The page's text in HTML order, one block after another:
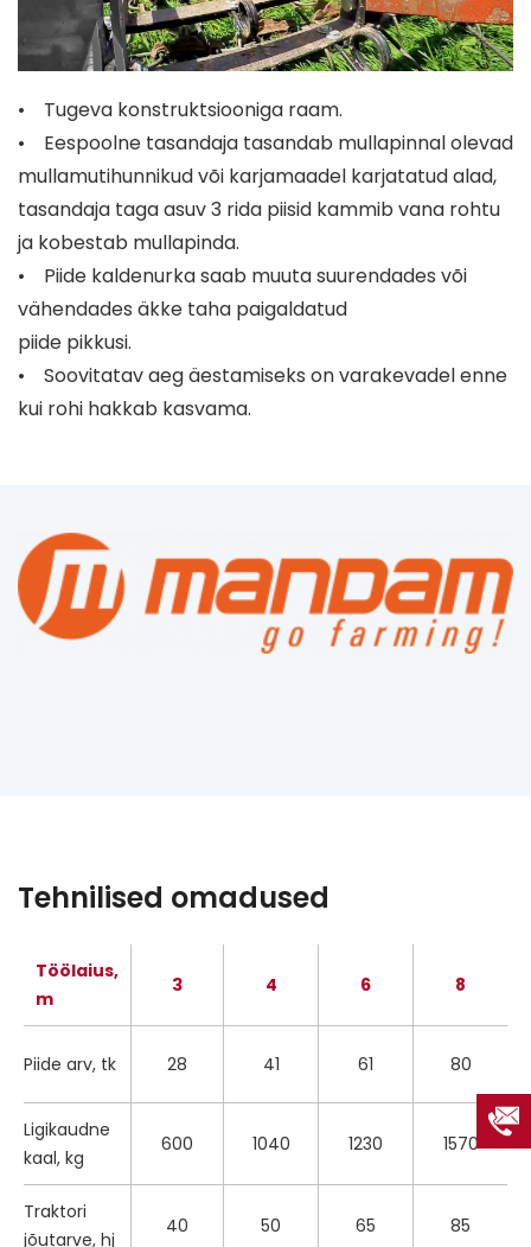
• Tugeva konstruktsiooniga raam.
• Eespoolne tasandaja tasandab mullapinnal olevad
mullamutihunnikud või karjamaadel karjatatud alad,
tasandaja taga asuv 3 rida piisid kammib vana rohtu
ja kobestab mullapinda.
• Piide kaldenurka saab muuta suurendades või
vähendades äkke taha paigaldatud
piide pikkusi.
• Soovitatav aeg äestamiseks on varakevadel enne
kui rohi hakkab kasvama.
Tehnilised omadused
Töölaius,
m
3 4 6 8
Piide arv, tk 28 41 61 80
Ligikaudne
kaal, kg
600 1040 1230 1570
Traktori
jõutarve, hj
40 50 65 85